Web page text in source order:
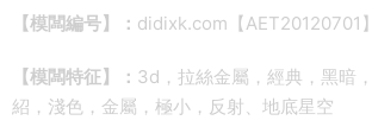
【模闆編号】： didixk.com【AET20120701】
【模闆特征】： 3d，拉絲金屬，經典，黑暗
紹，淺色，金屬，極小，反射、地底星空